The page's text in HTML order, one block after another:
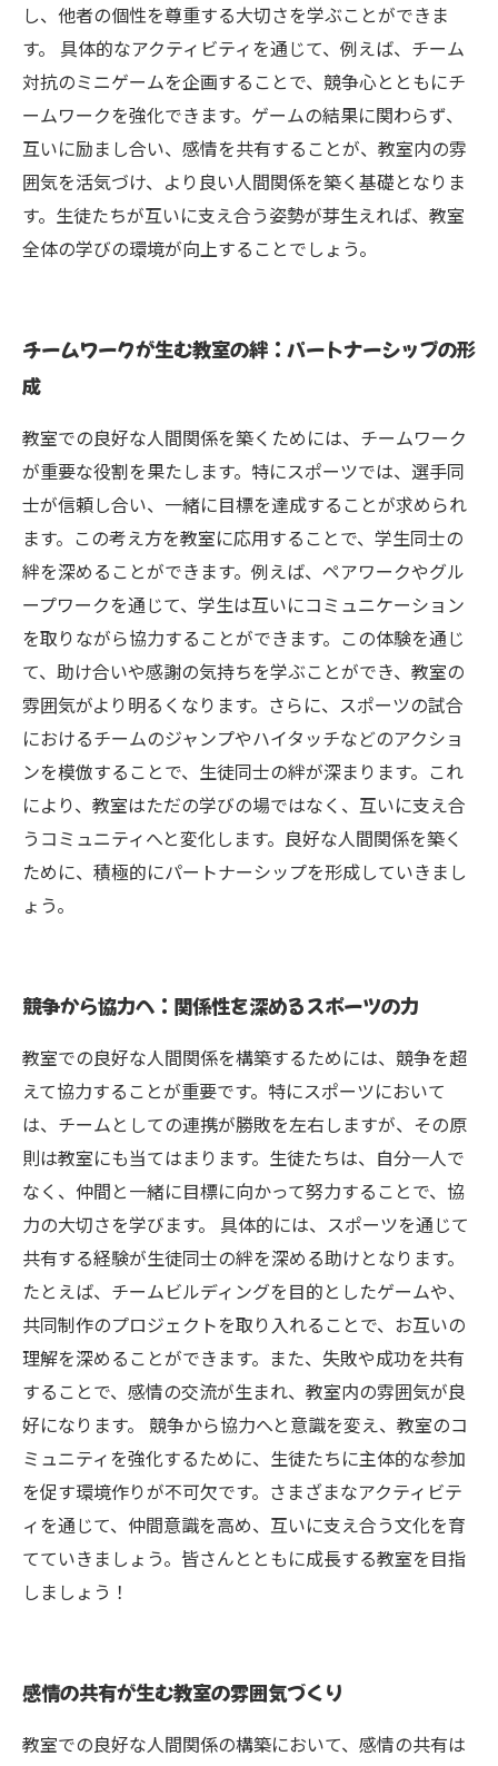
し、他者の個性を尊重する大切さを学ぶことができま
す。 具体的なアクティビティを通じて、例えば、チーム
対抗のミニゲームを企画することで、競争心とともにチ
ームワークを強化できます。ゲームの結果に関わらず、
互いに励まし合い、感情を共有することが、教室内の雰
囲気を活気づけ、より良い人間関係を築く基礎となりま
す。生徒たちが互いに支え合う姿勢が芽生えれば、教室
全体の学びの環境が向上することでしょう。
チームワークが生む教室の絆：パートナーシップの形
成
教室での良好な人間関係を築くためには、チームワーク
が重要な役割を果たします。特にスポーツでは、選手同
士が信頼し合い、一緒に目標を達成することが求められ
ます。この考え方を教室に応用することで、学生同士の
絆を深めることができます。例えば、ペアワークやグル
ープワークを通じて、学生は互いにコミュニケーション
を取りながら協力することができます。この体験を通じ
て、助け合いや感謝の気持ちを学ぶことができ、教室の
雰囲気がより明るくなります。さらに、スポーツの試合
におけるチームのジャンプやハイタッチなどのアクショ
ンを模倣することで、生徒同士の絆が深まります。これ
により、教室はただの学びの場ではなく、互いに支え合
うコミュニティへと変化します。良好な人間関係を築く
ために、積極的にパートナーシップを形成していきまし
ょう。
競争から協力へ：関係性を深めるスポーツの力
教室での良好な人間関係を構築するためには、競争を超
えて協力することが重要です。特にスポーツにおいて
は、チームとしての連携が勝敗を左右しますが、その原
則は教室にも当てはまります。生徒たちは、自分一人で
なく、仲間と一緒に目標に向かって努力することで、協
力の大切さを学びます。 具体的には、スポーツを通じて
共有する経験が生徒同士の絆を深める助けとなります。
たとえば、チームビルディングを目的としたゲームや、
共同制作のプロジェクトを取り入れることで、お互いの
理解を深めることができます。また、失敗や成功を共有
することで、感情の交流が生まれ、教室内の雰囲気が良
好になります。 競争から協力へと意識を変え、教室のコ
ミュニティを強化するために、生徒たちに主体的な参加
を促す環境作りが不可欠です。さまざまなアクティビテ
ィを通じて、仲間意識を高め、互いに支え合う文化を育
てていきましょう。皆さんとともに成長する教室を目指
しましょう！
感情の共有が生む教室の雰囲気づくり
教室での良好な人間関係の構築において、感情の共有は